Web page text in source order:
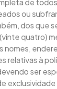
de
ou
dos que
quatro)
nomes,
relativas à
ser